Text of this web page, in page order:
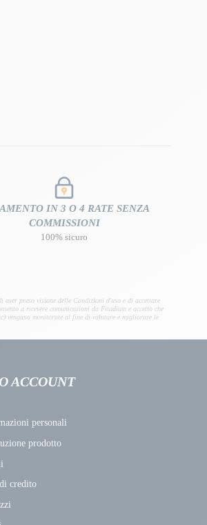
IN 3 O 4 RATE SENZA
COMMISSIONI
100% sicuro
preso visione delle Condizioni d'uso e di accettare
a ricevere comunicazioni da Fitadium e accetto che
vengano monitorate al fine di valutare e migliorare le
ACCOUNT
personali
prodotto
credito